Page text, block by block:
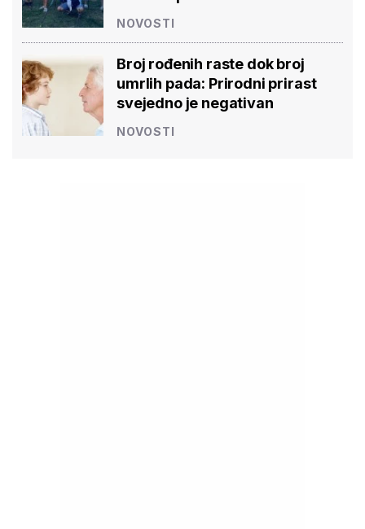
NOVOSTI
Broj rođenih raste dok broj
umrlih pada: Prirodni prirast
svejedno je negativan
NOVOSTI